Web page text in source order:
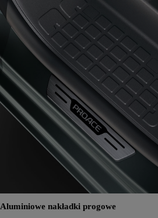
Aluminiowe nakładki progowe